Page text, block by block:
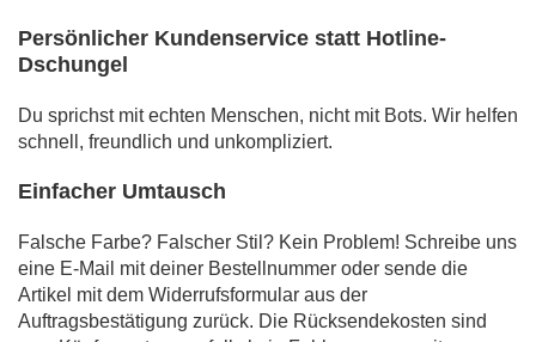
Persönlicher Kundenservice statt Hotline-
Dschungel
Du sprichst mit echten Menschen, nicht mit Bots. Wir helfen
schnell, freundlich und unkompliziert.
Einfacher Umtausch
Falsche Farbe? Falscher Stil? Kein Problem! Schreibe uns
eine E-Mail mit deiner Bestellnummer oder sende die
Artikel mit dem Widerrufsformular aus der
Auftragsbestätigung zurück. Die Rücksendekosten sind